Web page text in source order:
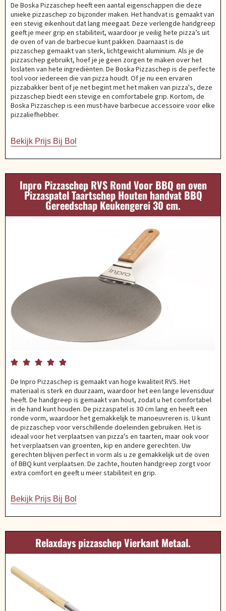
De Boska Pizzaschep heeft een aantal eigenschappen die deze
unieke pizzaschep zo bijzonder maken. Het handvat is gemaakt van
een stevig eikenhout dat lang meegaat. Deze verlengde handgreep
geeft je meer grip en stabiliteit, waardoor je veilig hete pizza’s uit
de oven of van de barbecue kunt pakken. Daarnaast is de
pizzaschep gemaakt van sterk, lichtgewicht aluminium. Als je de
pizzaschep gebruikt, hoef je je geen zorgen te maken over het
loslaten van hete ingrediënten. De Boska Pizzaschep is de perfecte
tool voor iedereen die van pizza houdt. Of je nu een ervaren
pizzabakker bent of je net begint met het maken van pizza's, deze
pizzaschep biedt een stevige en comfortabele grip. Kortom, de
Boska Pizzaschep is een must-have barbecue accessoire voor elke
pizzaliefhebber.
Bekijk Prijs Bij Bol
Inpro Pizzaschep RVS Rond Voor BBQ en oven
Pizzaspatel Taartschep Houten handvat BBQ
Gereedschap Keukengerei 30 cm.
    
De Inpro Pizzaschep is gemaakt van hoge kwaliteit RVS. Het
materiaal is sterk en duurzaam, waardoor het een lange levensduur
heeft. De handgreep is gemaakt van hout, zodat u het comfortabel
in de hand kunt houden. De pizzaspatel is 30 cm lang en heeft een
ronde vorm, waardoor het gemakkelijk te manoeuvreren is. U kunt
de pizzaschep voor verschillende doeleinden gebruiken. Het is
ideaal voor het verplaatsen van pizza's en taarten, maar ook voor
het verplaatsen van groenten, kip en andere gerechten. Uw
gerechten blijven perfect in vorm als u ze gemakkelijk uit de oven
of BBQ kunt verplaatsen. De zachte, houten handgreep zorgt voor
extra comfort en geeft u meer stabiliteit en grip.
Bekijk Prijs Bij Bol
Relaxdays pizzaschep Vierkant Metaal.